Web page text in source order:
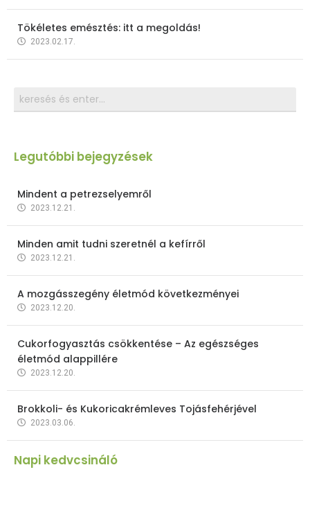
Tökéletes emésztés: itt a megoldás!
2023.02.17.
Legutóbbi bejegyzések
Mindent a petrezselyemről
2023.12.21.
Minden amit tudni szeretnél a kefírről
2023.12.21.
A mozgásszegény életmód következményei
2023.12.20.
Cukorfogyasztás csökkentése – Az egészséges
életmód alappillére
2023.12.20.
Brokkoli- és Kukoricakrémleves Tojásfehérjével
2023.03.06.
Napi kedvcsináló